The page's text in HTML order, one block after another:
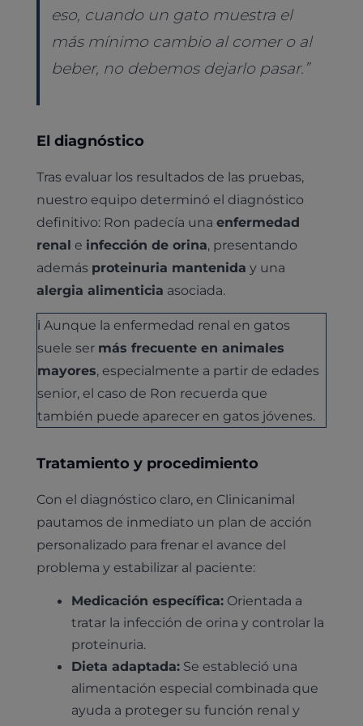
eso, cuando un gato muestra el
más mínimo cambio al comer o al
beber, no debemos dejarlo pasar.”
El diagnóstico
Tras evaluar los resultados de las pruebas,
nuestro equipo determinó el diagnóstico
definitivo: Ron padecía una enfermedad
renal e infección de orina, presentando
además proteinuria mantenida y una
alergia alimenticia asociada.
ℹ️ Aunque la enfermedad renal en gatos
suele ser más frecuente en animales
mayores, especialmente a partir de edades
senior, el caso de Ron recuerda que
también puede aparecer en gatos jóvenes.
Tratamiento y procedimiento
Con el diagnóstico claro, en Clinicanimal
pautamos de inmediato un plan de acción
personalizado para frenar el avance del
problema y estabilizar al paciente:
Medicación específica: Orientada a
tratar la infección de orina y controlar la
proteinuria.
Dieta adaptada: Se estableció una
alimentación especial combinada que
ayuda a proteger su función renal y